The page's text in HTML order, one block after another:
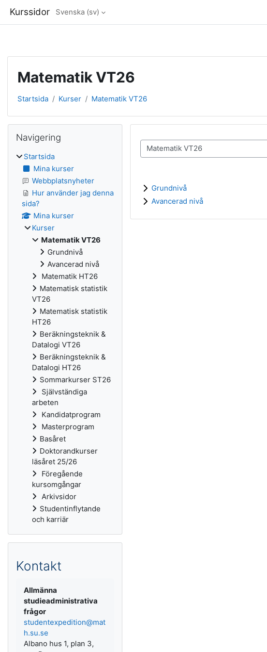
Kurssidor Svenska ‎(sv)‎
Matematik VT26
Startsida Kurser Matematik VT26
Kurskategorier
Grundnivå
Avancerad nivå
Block
Navigering
Startsida
Mina kurser
Webbplatsnyheter
Hur använder jag denna
sida?
Mina kurser
Kurser
Matematik VT26
Grundnivå
Avancerad nivå
Matematik HT26
Matematisk statistik
VT26
Matematisk statistik
HT26
Beräkningsteknik &
Datalogi VT26
Beräkningsteknik &
Datalogi HT26
Sommarkurser ST26
Självständiga
arbeten
Kandidatprogram
Masterprogram
Basåret
Doktorandkurser
läsåret 25/26
Föregående
kursomgångar
Arkivsidor
Studentinflytande
och karriär
Kontakt
Allmänna
studieadministrativa
frågor
studentexpedition@mat
h.su.se
Albano hus 1, plan 3,